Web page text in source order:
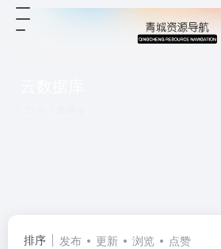
排序 发布 更新 浏览 点赞